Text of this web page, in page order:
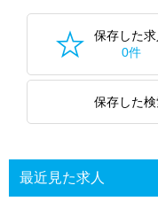
保存した求
0件
保存した
最近見た求人